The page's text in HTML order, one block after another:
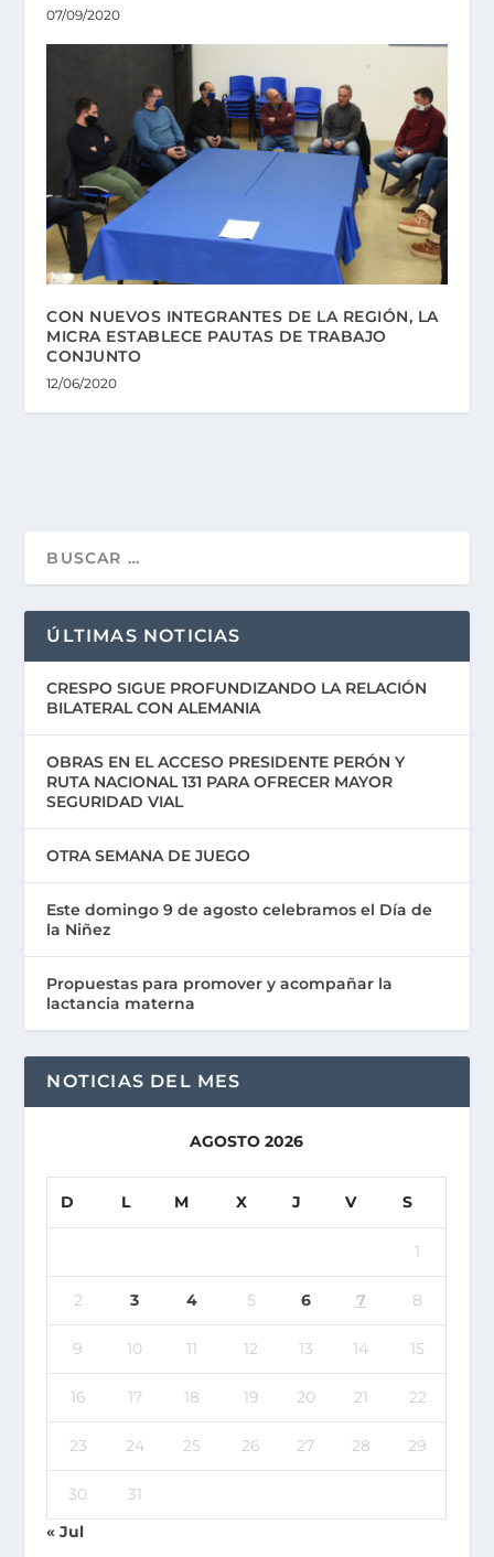
07/09/2020
CON NUEVOS INTEGRANTES DE LA REGIÓN, LA
MICRA ESTABLECE PAUTAS DE TRABAJO
CONJUNTO
12/06/2020
ÚLTIMAS NOTICIAS
CRESPO SIGUE PROFUNDIZANDO LA RELACIÓN
BILATERAL CON ALEMANIA
OBRAS EN EL ACCESO PRESIDENTE PERÓN Y
RUTA NACIONAL 131 PARA OFRECER MAYOR
SEGURIDAD VIAL
OTRA SEMANA DE JUEGO
Este domingo 9 de agosto celebramos el Día de
la Niñez
Propuestas para promover y acompañar la
lactancia materna
NOTICIAS DEL MES
AGOSTO 2026
D L M X J V S
1
2 3 4 5 6 7 8
9 10 11 12 13 14 15
16 17 18 19 20 21 22
23 24 25 26 27 28 29
30
31
« Jul